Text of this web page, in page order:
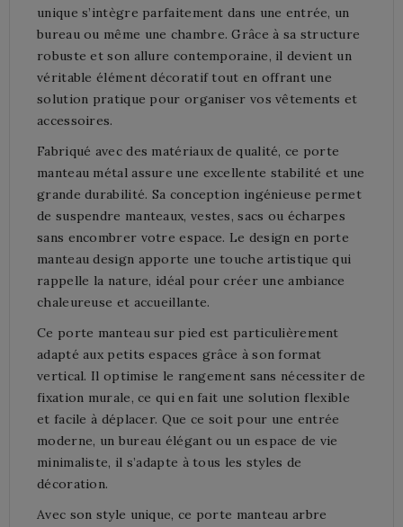
unique s’intègre parfaitement dans une entrée, un
bureau ou même une chambre. Grâce à sa structure
robuste et son allure contemporaine, il devient un
véritable élément décoratif tout en offrant une
solution pratique pour organiser vos vêtements et
accessoires.
Fabriqué avec des matériaux de qualité, ce porte
manteau métal assure une excellente stabilité et une
grande durabilité. Sa conception ingénieuse permet
de suspendre manteaux, vestes, sacs ou écharpes
sans encombrer votre espace. Le design en porte
manteau design apporte une touche artistique qui
rappelle la nature, idéal pour créer une ambiance
chaleureuse et accueillante.
Ce porte manteau sur pied est particulièrement
adapté aux petits espaces grâce à son format
vertical. Il optimise le rangement sans nécessiter de
fixation murale, ce qui en fait une solution flexible
et facile à déplacer. Que ce soit pour une entrée
moderne, un bureau élégant ou un espace de vie
minimaliste, il s’adapte à tous les styles de
décoration.
Avec son style unique, ce porte manteau arbre